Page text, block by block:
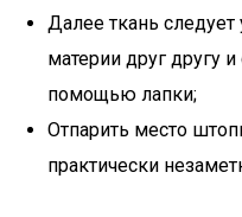
Далее ткань следует
материи друг другу
помощью лапки;
Отпарить место
практически